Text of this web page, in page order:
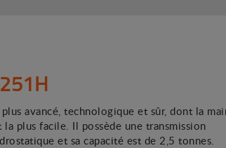
plus avancé, technologique et sûr, dont la
la plus facile. Il possède une transmission
et sa capacité est de 2,5 tonnes.